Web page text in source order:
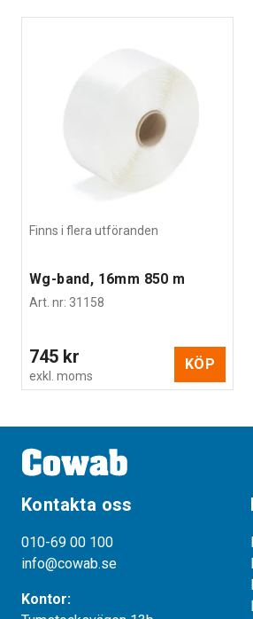
Finns i flera utföranden
Wg-band, 16mm 850 m
Art. nr: 31158
745 kr
exkl. moms
KÖP
Kontakta oss
010-69 00 100
info@cowab.se
Kontor: